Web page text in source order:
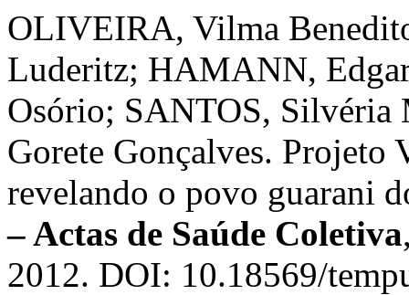
OLIVEIRA, Vilma
Luderitz; HAMANN,
Osório; SANTOS,
Gorete Gonçalves. Projeto
revelando o povo guarani
– Actas de Saúde Coletiva
2012. DOI: 10.18569/